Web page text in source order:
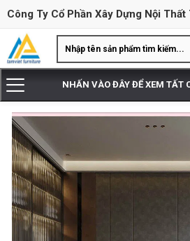
Công Ty Cổ Phần Xây Dựng Nội Thất
NHẤN VÀO ĐÂY ĐỂ XEM TẤT